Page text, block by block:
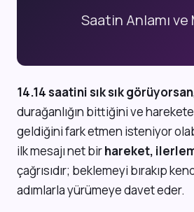
Saatin Anlamı ve
14.14 saatini sık sık görüyorsan
durağanlığın bittiğini ve
geldiğini fark etmen isteniyor
ilk mesajı net birhareket,
çağrısıdır; beklemeyi bırakıp
adımlarla yürümeye davet eder.